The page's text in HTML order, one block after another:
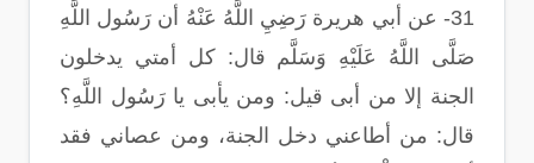
31- عن أبي هريرة رَضِيِ اللَّهُ عَنْهُ أن رَسُول اللَّهِ
صَلَّى اللَّهُ عَلَيْهِ وَسَلَّم قال: كل أمتي يدخلون
الجنة إلا من أبى قيل: ومن يأبى يا رَسُول اللَّهِ؟
قال: من أطاعني دخل الجنة، ومن عصاني فقد